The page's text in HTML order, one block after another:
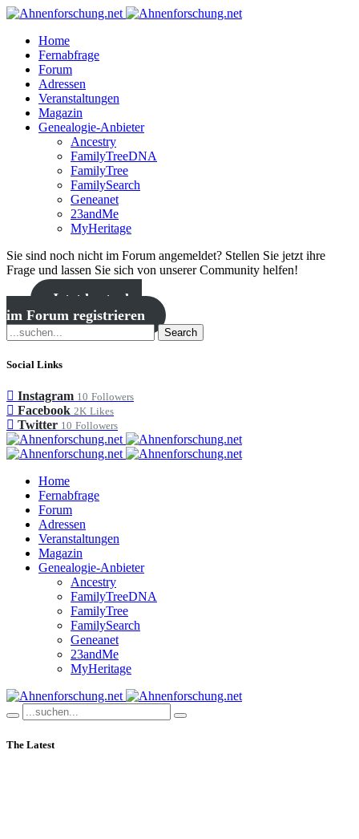
Home
Fernabfrage
Forum
Adressen
Veranstaltungen
Magazin
Genealogie-Anbieter
Ancestry
FamilyTreeDNA
FamilyTree
FamilySearch
Geneanet
23andMe
MyHeritage
Sie sind noch nicht im Forum angemeldet? Stellen Sie jetzt ihre
Frage und lassen Sie sich von unserer Community helfen!
Jetzt kostenlos
im Forum registrieren
Search
Social Links
Instagram 10 Followers
Facebook 2K Likes
Twitter 10 Followers
Home
Fernabfrage
Forum
Adressen
Veranstaltungen
Magazin
Genealogie-Anbieter
Ancestry
FamilyTreeDNA
FamilyTree
FamilySearch
Geneanet
23andMe
MyHeritage
The Latest